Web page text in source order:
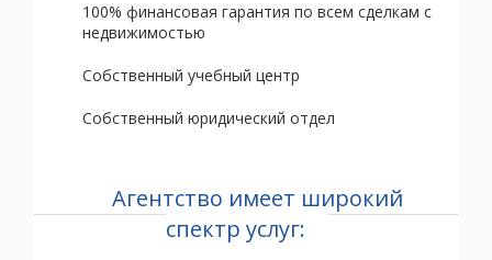
100% финансовая гарантия по всем сделкам с
недвижимостью
Собственный учебный центр
Собственный юридический отдел
Агентство имеет широкий
спектр услуг: